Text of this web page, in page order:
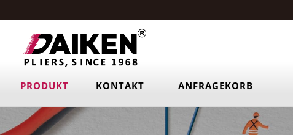
PRODUKT KONTAKT ANFRAGEKORB